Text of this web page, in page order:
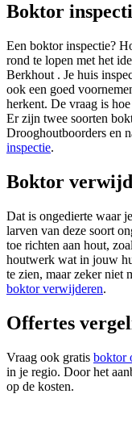
Boktor
Een boktor inspectie?
rond te lopen met het
Berkhout . Je huis
ook een goed
herkent. De vraag is
Er zijn twee soorten
Drooghoutboorders en
inspectie.
Boktor
Dat is ongedierte waar
larven van deze soort
toe richten aan hout,
houtwerk wat in jouw
te zien, maar zeker niet
boktor verwijderen.
Offertes
Vraag ook gratis boktor
in je regio. Door het
op de kosten.